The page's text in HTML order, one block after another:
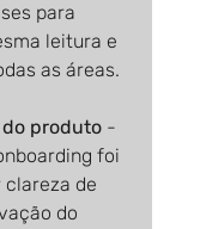
para
leitura e
as áreas.
produto -
foi
de
do